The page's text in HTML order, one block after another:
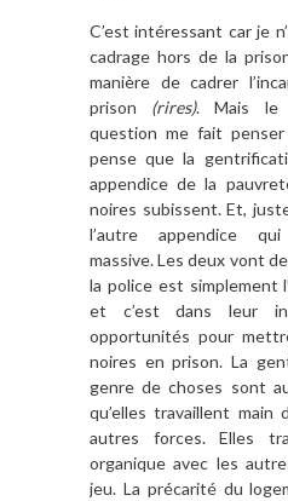
C’est intéressant car je
cadrage hors de la
manière de cadrer
prison (rires). Mais le
question me fait
pense que la
appendice de la
noires subissent. Et,
l’autre appendice
massive. Les deux vont
la police est simplement
et c’est dans leur
opportunités pour
noires en prison. La
genre de choses sont
qu’elles travaillent main
autres forces. Elles
organique avec les
jeu. La précarité du